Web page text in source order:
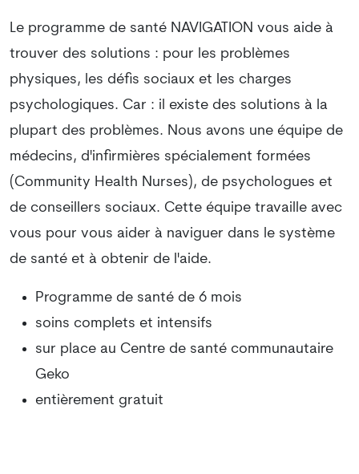
Le programme de santé NAVIGATION vous aide à
trouver des solutions : pour les problèmes
physiques, les défis sociaux et les charges
psychologiques. Car : il existe des solutions à la
plupart des problèmes. Nous avons une équipe de
médecins, d'infirmières spécialement formées
(Community Health Nurses), de psychologues et
de conseillers sociaux. Cette équipe travaille avec
vous pour vous aider à naviguer dans le système
de santé et à obtenir de l'aide.
Programme de santé de 6 mois
soins complets et intensifs
sur place au Centre de santé communautaire
Geko
entièrement gratuit